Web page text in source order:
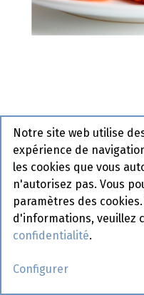
Boulettes
gr
Actif
Demander un
Notre site web utilise
expérience de
les cookies que vous
n'autorisez pas. Vous
paramètres des
d'informations, veuillez
confidentialité.
Configurer